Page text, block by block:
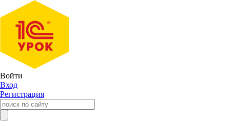
Войти
Вход
Регистрация